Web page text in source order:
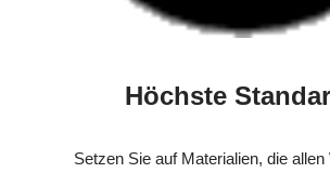
Höchste
Setzen Sie auf Materialien, die allen